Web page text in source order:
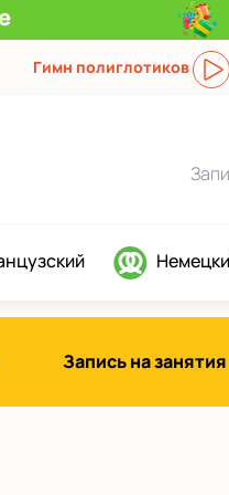
Гимн полиглотиков
Запись на занятия